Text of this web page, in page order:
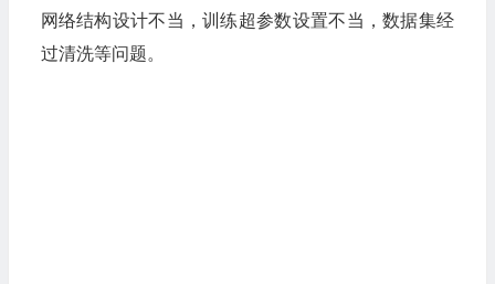
网络结构设计不当，训练超参数设置不当，数据集经
过清洗等问题。